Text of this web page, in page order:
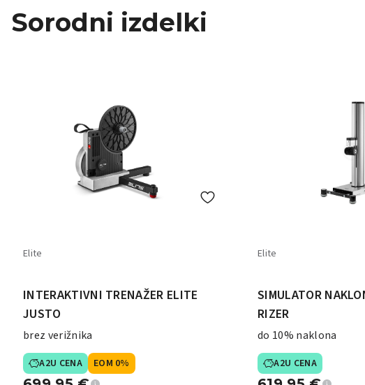
Sorodni izdelki
Elite
INTERAKTIVNI TRENAŽER ELITE
JUSTO
brez verižnika
A2U CENA EOM 0%
Elite
SIMULATOR
RIZER
do 10% naklona
A2U CENA